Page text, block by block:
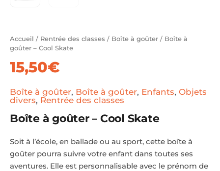
Accueil / Rentrée des classes / Boîte à goûter / Boîte à
goûter – Cool Skate
15,50€
Boîte à goûter, Boîte à goûter, Enfants, Objets
divers, Rentrée des classes
Boîte à goûter – Cool Skate
Soit à l’école, en ballade ou au sport, cette boîte à
goûter pourra suivre votre enfant dans toutes ses
aventures. Elle est personnalisable avec le prénom de